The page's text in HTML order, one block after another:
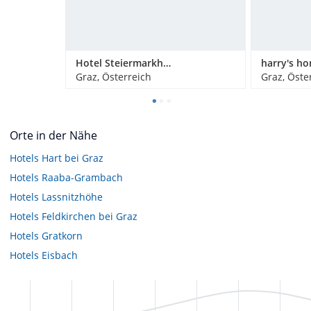
Hotel Steiermarkhof Graz
Graz, Österreich
Graz,
Orte in der Nähe
Hotels Hart bei Graz
Hotels Raaba-Grambach
Hotels Lassnitzhöhe
Hotels Feldkirchen bei Graz
Hotels Gratkorn
Hotels Eisbach